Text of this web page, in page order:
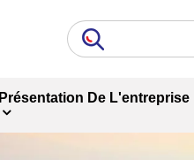
Présentation De L'entreprise